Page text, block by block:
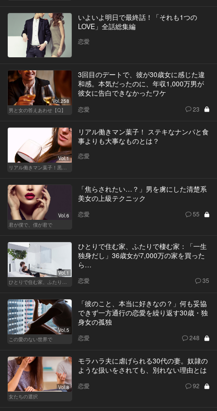
いよいよ明日で最終話！「それも1つの
LOVE」全話総集編
恋愛
Vol.258
男と女の答えあわせ【Q】
3回目のデートで、彼が30歳女に感じた違
和感。本気だったのに、年収1,000万男が
彼女に告白できなかったワケ
恋愛 23
Vol.1
リアル働きマン葉子！黒革の編集手帳 written by 内埜さくら
リアル働きマン葉子！ ステキなナンパと食
事よりも大事なものとは？
恋愛
Vol.6
君が僕で、僕が君で
「焦らされたい…？」男を虜にした清楚系
美女の上級テクニック
恋愛 55
Vol.1
ひとりで住む家、ふたりで棲む家
ひとりで住む家、ふたりで棲む家：「一生
独身だし」36歳女が7,000万の家を買った
ら…
恋愛 35
Vol.5
この愛のない世界で
「彼のこと、本当に好きなの？」何も妥協
できず一方通行の恋愛を繰り返す30歳・独
身女の孤独
恋愛 248
Vol.8
女たちの選択
モラハラ夫に虐げられる30代の妻。奴隷の
ような扱いをされても、別れない理由とは
恋愛 92